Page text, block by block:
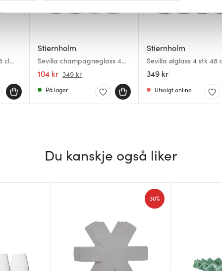
for å gi innhold og annonser et personlig preg, for å levere
gjennom din bruk av tjenestene deres.
cl
Stiernholm
Sevilla champagneglass 4
stk 29 cl klar
104 kr 349 kr
På lager
Stiernholm
Sevilla ølglass 4 stk 48
349 kr
Utsolgt online
Du kanskje også liker
30%